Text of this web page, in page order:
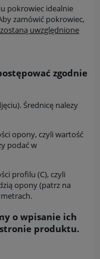
pokrowiec idealnie
zamówić pokrowiec,
uwzględnione
zgodnie
Średnicę nalezy
opony, czyli wartość
podać w
profilu (C), czyli
opony (patrz na
o wpisanie ich
produktu.